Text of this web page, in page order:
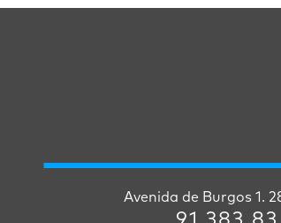
Avenida de Burgos 1.